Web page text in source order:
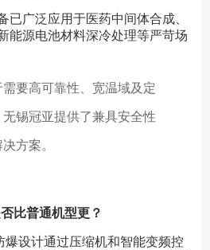
已广泛应用于医药中间体合成、
能源电池材料深冷处理等严苛场
要高可靠性、宽温域及定
锡冠亚提供了兼具安全性
方案。
比普通机型更？
爆设计通过压缩机和智能变频控